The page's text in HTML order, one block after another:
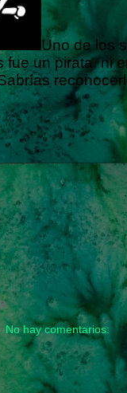
Uno de los
fue un pirata, ni
No hay comentarios: